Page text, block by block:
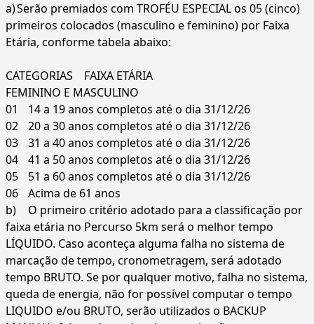
a)Serão premiados com TROFÉU ESPECIAL os 05 (cinco)
primeiros colocados (masculino e feminino) por Faixa
Etária, conforme tabela abaixo:
CATEGORIAS
FAIXA ETÁRIA
FEMININO E MASCULINO
01
14 a 19 anos completos até o dia 31/12/26
02
20 a 30 anos completos até o dia 31/12/26
03
31 a 40 anos completos até o dia 31/12/26
04
41 a 50 anos completos até o dia 31/12/26
05
51 a 60 anos completos até o dia 31/12/26
06
Acima de 61 anos
b)
O primeiro critério adotado para a classificação por
faixa etária no Percurso 5km será o melhor tempo
LÍQUIDO. Caso aconteça alguma falha no sistema de
marcação de tempo, cronometragem, será adotado
tempo BRUTO. Se por qualquer motivo, falha no sistema,
queda de energia, não for possível computar o tempo
LIQUIDO e/ou BRUTO, serão utilizados o BACKUP